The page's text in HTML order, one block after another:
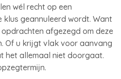
wél recht op een
geannuleerd wordt. Want
afgezegd om deze
Of u krijgt vlak voor aanvang
het allemaal niet doorgaat.